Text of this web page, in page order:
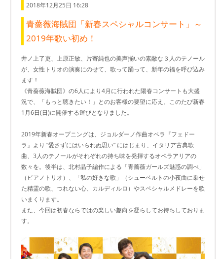
2018年12月25日 16:28
青薔薇海賊団「新春スペシャルコンサート」～
2019年歌い初め！
井ノ上了吏、上原正敏、片寄純也の美声揃いの素敵な３人のテノール
が、女性トリオの演奏にのせて、歌って踊って、新年の福を呼び込み
ます！
《青薔薇海賊団》の6人により4月に行われた陽春コンサートも大盛
況で、「もっと聴きたい！」とのお客様の要望に応え、このたび新春
1月6日(日)に開催する運びとなりました。
2019年新春オープニングは、ジョルダーノ作曲オペラ『フェドー
ラ』より “愛さずにはいられぬ思い” にはじまり、イタリア古典歌
曲、3人のテノールがそれぞれの持ち味を発揮するオペラアリアの
数々を。後半は、北村晶子編作による「青薔薇ガールズ魅惑の調べ」
（ピアノトリオ）、「私の好きな歌」（シューベルトの小夜曲に乗せ
た精霊の歌、つれない心、カルディルロ）やスペシャルメドレーを歌
いまくります。
また、今回は初春ならではの楽しい趣向を凝らしてお待ちしておりま
す。